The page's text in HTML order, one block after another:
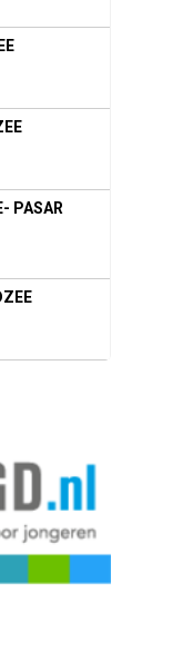
PASAR